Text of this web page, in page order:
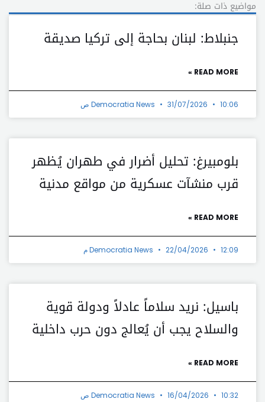
مواضيع ذات صلة:
جنبلاط: لبنان بحاجة إلى تركيا صديقة
READ MORE »
Democratia News 31/07/2026 10:06 ص
بلومبيرغ: تحليل أضرار في طهران يُظهر
قرب منشآت عسكرية من مواقع مدنية
READ MORE »
Democratia News 22/04/2026 12:09 م
باسيل: نريد سلاماً عادلاً ودولة قوية
والسلاح يجب أن يُعالج دون حرب داخلية
READ MORE »
Democratia News 16/04/2026 10:32 ص